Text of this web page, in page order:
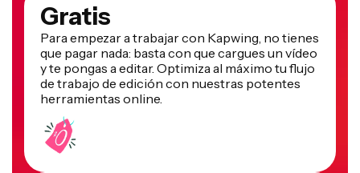
Gratis
Para empezar a trabajar con Kapwing, no tienes
que pagar nada: basta con que cargues un vídeo
y te pongas a editar. Optimiza al máximo tu flujo
de trabajo de edición con nuestras potentes
herramientas online.